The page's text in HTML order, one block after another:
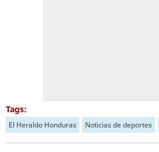
Tags:
El Heraldo Honduras Noticias de deportes